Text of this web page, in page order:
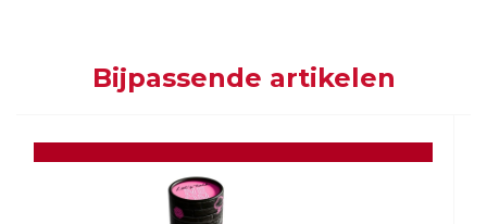
Bijpassende artikelen